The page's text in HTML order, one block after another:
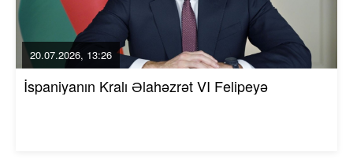
20.07.2026, 13:26
İspaniyanın Kralı Əlahəzrət VI Felipeyə